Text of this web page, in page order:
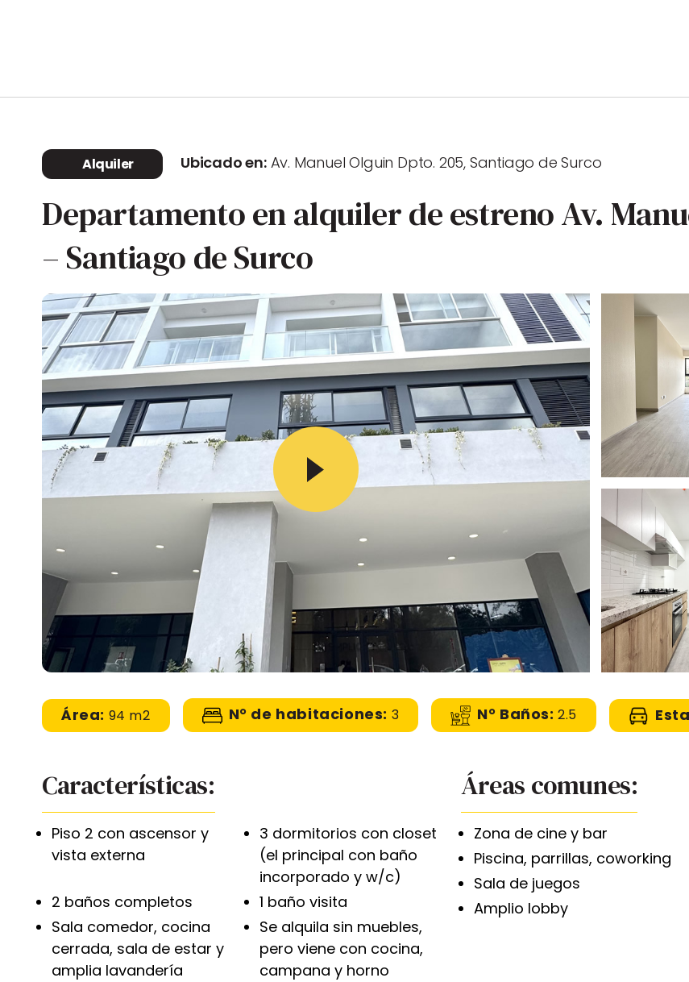
Alquiler Ubicado en:Av. Manuel Olguin Dpto. 205, Santiago de Surco
Departamento en alquiler de estreno Av.
– Santiago de Surco
Área: 94 m2 N° de habitaciones: 3 N° Baños: 2.5
Características:
Piso 2 con ascensor y
vista externa
3 dormitorios con closet
(el principal con baño
incorporado y w/c)
2 baños completos
1 baño visita
Sala comedor, cocina
cerrada, sala de estar y
amplia lavandería
Se alquila sin muebles,
pero viene con cocina,
campana y horno
Áreas comunes:
Zona de cine y bar
Piscina, parrillas, coworking
Sala de juegos
Amplio lobby